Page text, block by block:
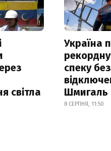
світла
Україна
спеку без
Шмигаль
8 СЕРПНЯ, 11:50